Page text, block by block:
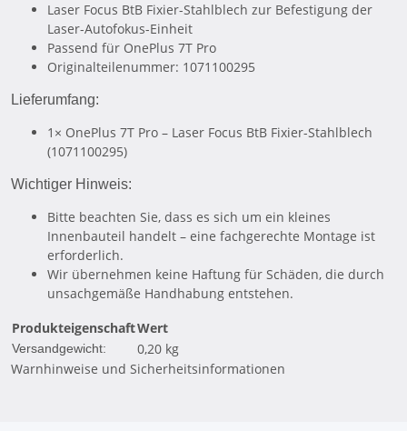
Laser Focus BtB Fixier-Stahlblech zur Befestigung der
Laser-Autofokus-Einheit
Passend für OnePlus 7T Pro
Originalteilenummer: 1071100295
Lieferumfang:
1× OnePlus 7T Pro – Laser Focus BtB Fixier-Stahlblech
(1071100295)
Wichtiger Hinweis:
Bitte beachten Sie, dass es sich um ein kleines
Innenbauteil handelt – eine fachgerechte Montage ist
erforderlich.
Wir übernehmen keine Haftung für Schäden, die durch
unsachgemäße Handhabung entstehen.
ProdukteigenschaftWert
Versandgewicht:
0,20 kg
Warnhinweise und Sicherheitsinformationen